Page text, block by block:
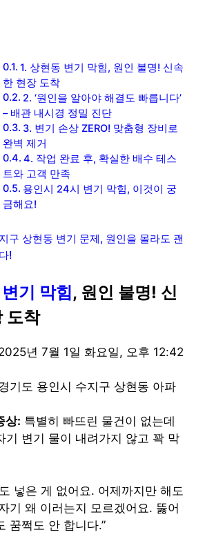
1. 상현동 변기 막힘, 원인 불명! 신속
한 현장 도착
2. ‘원인을 알아야 해결도 빠릅니다’
– 배관 내시경 정밀 진단
3. 변기 손상 ZERO! 맞춤형 장비로
완벽 제거
4. 작업 완료 후, 확실한 배수 테스
트와 고객 만족
용인시 24시 변기 막힘, 이것이 궁
금해요!
구 상현동 변기 문제, 원인을 몰라도 괜
!
변기 막힘, 원인 불명! 신
도착
년 7월 1일 화요일, 오후 12:42
기도 용인시 수지구 상현동 아파
상: 특별히 빠뜨린 물건이 없는데
기 변기 물이 내려가지 않고 꽉 막
넣은 게 없어요. 어제까지만 해도
기 왜 이러는지 모르겠어요. 뚫어
꿈쩍도 안 합니다.”